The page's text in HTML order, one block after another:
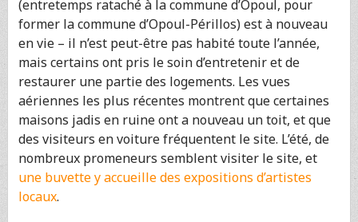
(entretemps rataché à la commune d’Opoul, pour
former la commune d’Opoul-Périllos) est à nouveau
en vie – il n’est peut-être pas habité toute l’année,
mais certains ont pris le soin d’entretenir et de
restaurer une partie des logements. Les vues
aériennes les plus récentes montrent que certaines
maisons jadis en ruine ont a nouveau un toit, et que
des visiteurs en voiture fréquentent le site. L’été, de
nombreux promeneurs semblent visiter le site, et
une buvette y accueille des expositions d’artistes
locaux.